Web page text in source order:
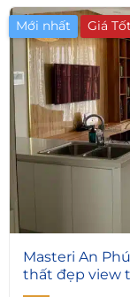
Mới nhất
6
Masteri An
thất đẹp view